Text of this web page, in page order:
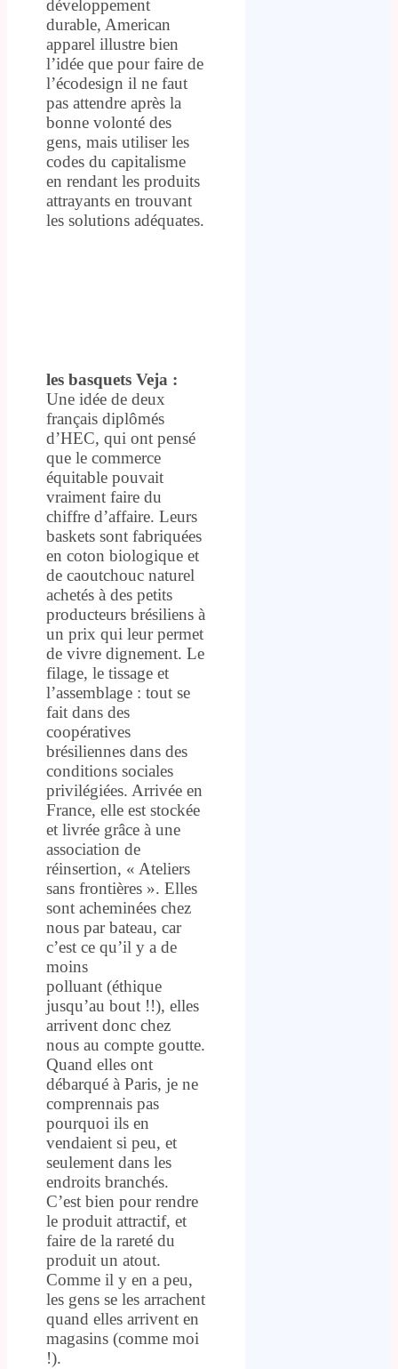
développement
durable, American
apparel illustre bien
l’idée que pour faire de
l’écodesign il ne faut
pas attendre après la
bonne volonté des
gens, mais utiliser les
codes du capitalisme
en rendant les produits
attrayants en trouvant
les solutions adéquates.
les basquets Veja :
Une idée de deux
français diplômés
d’HEC, qui ont pensé
que le commerce
équitable pouvait
vraiment faire du
chiffre d’affaire. Leurs
baskets sont fabriquées
en coton biologique et
de caoutchouc naturel
achetés à des petits
producteurs brésiliens à
un prix qui leur permet
de vivre dignement. Le
filage, le tissage et
l’assemblage : tout se
fait dans des
coopératives
brésiliennes dans des
conditions sociales
privilégiées. Arrivée en
France, elle est stockée
et livrée grâce à une
association de
réinsertion, « Ateliers
sans frontières ». Elles
sont acheminées chez
nous par bateau, car
c’est ce qu’il y a de
moins
polluant (éthique
jusqu’au bout !!), elles
arrivent donc chez
nous au compte goutte.
Quand elles ont
débarqué à Paris, je ne
comprennais pas
pourquoi ils en
vendaient si peu, et
seulement dans les
endroits branchés.
C’est bien pour rendre
le produit attractif, et
faire de la rareté du
produit un atout.
Comme il y en a peu,
les gens se les arrachent
quand elles arrivent en
magasins (comme moi
!).